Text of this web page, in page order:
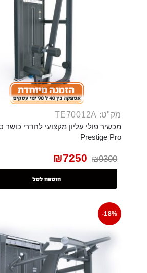
מק"ט: TE70012A
מכשיר פולי עליון מקצועי לחדרי כושר
Prestige Pro
₪9300
₪7250
הוספה לסל
-18%